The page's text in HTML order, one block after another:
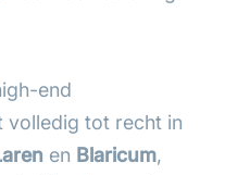
end
volledig tot recht in
en Blaricum,